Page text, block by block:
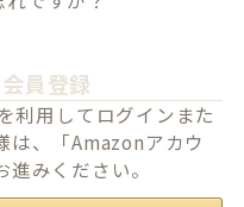
員登録
利用してログインまた
は、「Amazonアカウ
みください。